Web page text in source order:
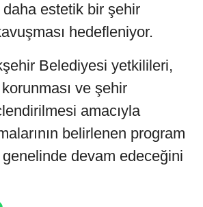
estetik bir şehir
hedefleniyor.
Belediyesi yetkilileri,
ve şehir
amacıyla
belirlenen program
devam edeceğini